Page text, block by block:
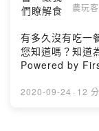
農玩
有多久沒有吃一
您知道嗎？知道
Powered by
2020-09-24 · 12